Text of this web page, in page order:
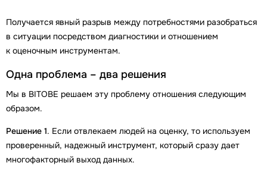
Получается явный разрыв между потребностями разобраться
в ситуации посредством диагностики и отношением
к оценочным инструментам.
Одна проблема – два решения
Мы в BITOBE решаем эту проблему отношения следующим
образом.
Решение 1. Если отвлекаем людей на оценку, то используем
проверенный, надежный инструмент, который сразу дает
многофакторный выход данных.